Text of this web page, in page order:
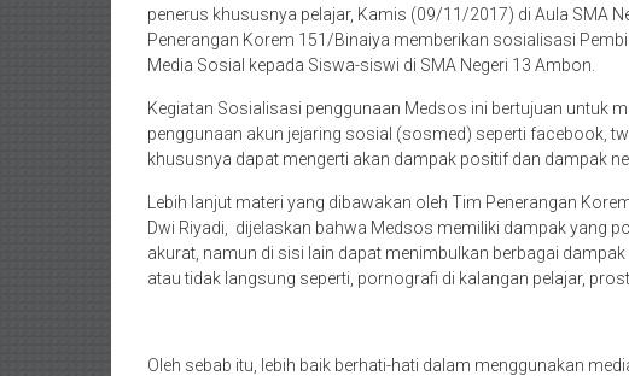
penerus khususnya pelajar, Kamis (09/11/2017) di Aula SMA
Penerangan Korem 151/Binaiya memberikan sosialisasi
Media Sosial kepada Siswa-siswi di SMA Negeri 13 Ambon.
Kegiatan Sosialisasi penggunaan Medsos ini bertujuan untuk
penggunaan akun jejaring sosial (sosmed) seperti facebook,
khususnya dapat mengerti akan dampak positif dan dampak
Lebih lanjut materi yang dibawakan oleh Tim Penerangan
Dwi Riyadi, dijelaskan bahwa Medsos memiliki dampak yang
akurat, namun di sisi lain dapat menimbulkan berbagai
atau tidak langsung seperti, pornografi di kalangan pelajar,
Oleh sebab itu, lebih baik berhati-hati dalam menggunakan